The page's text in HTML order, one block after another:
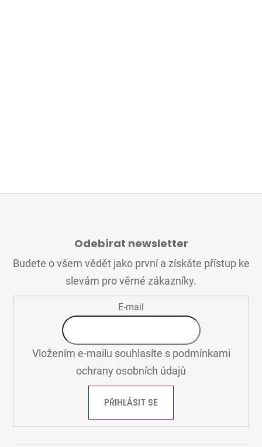
Odebírat newsletter
Budete o všem vědět jako první a získáte přístup ke
slevám pro věrné zákazníky.
E-mail
Vložením e-mailu souhlasíte s podmínkami
ochrany osobních údajů
PŘIHLÁSIT SE